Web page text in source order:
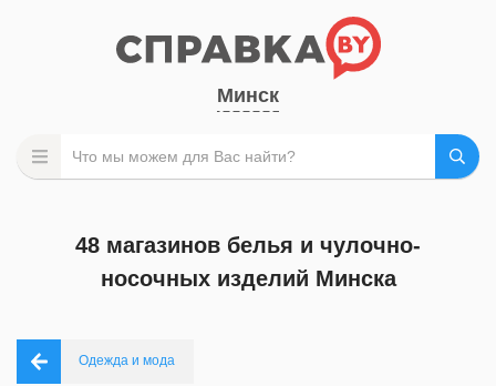
Минск
48 магазинов белья и чулочно-
носочных изделий Минска
Одежда и мода